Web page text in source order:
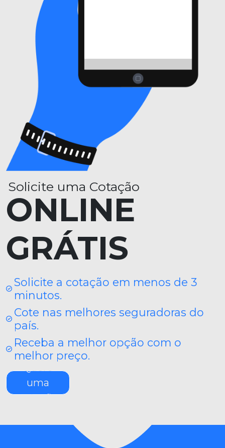
Solicite uma Cotação
ONLINE
GRÁTIS
Solicite a cotação em menos de 3
minutos.
Cote nas melhores seguradoras do
país.
Receba a melhor opção com o
melhor preço.
uma
cotação